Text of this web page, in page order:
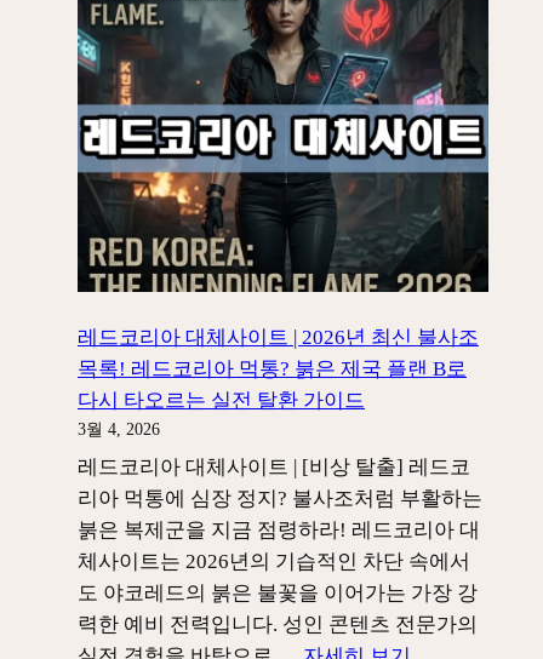
코
리
아
최
신
링
크
2026
년
최
신
불
조
좌
표!
레
드
코
리
레드코리아 대체사이트 | 2026년 최신 불사조
목록! 레드코리아 먹통? 붉은 제국 플랜 B로
다시 타오르는 실전 탈환 가이드
3월 4, 2026
레드코리아 대체사이트 | [비상 탈출] 레드코
리아 먹통에 심장 정지? 불사조처럼 부활하는
붉은 복제군을 지금 점령하라! 레드코리아 대
체사이트는 2026년의 기습적인 차단 속에서
도 야코레드의 붉은 불꽃을 이어가는 가장 강
력한 예비 전력입니다. 성인 콘텐츠 전문가의